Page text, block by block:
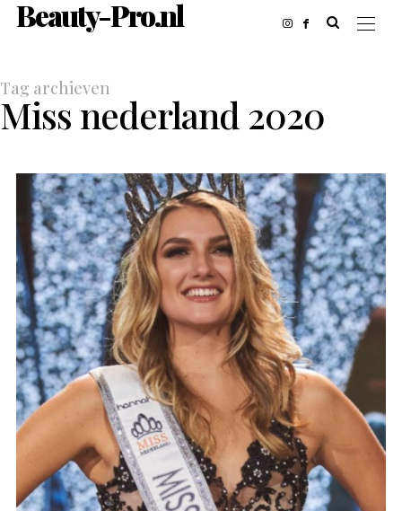
Beauty-Pro.nl
Tag archieven
Miss nederland 2020